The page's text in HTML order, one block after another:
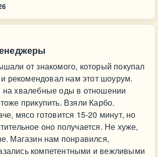
от знакомого, который покупал
и рекомендовал нам этот шоурум.
хвалебные оды в отношении
прикупить. Взяли Карбо.
мясо готовится 15-20 минут, но
оно получается. Не хуже,
Магазин нам понравился,
компетентными и вежливыми